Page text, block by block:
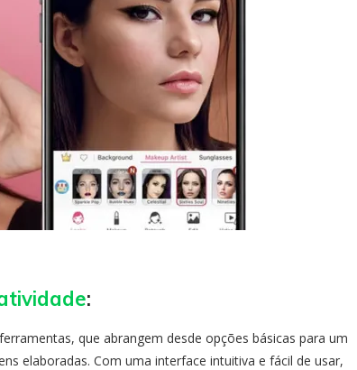
:
que abrangem desde opções básicas para um
elaboradas. Com uma interface intuitiva e fácil de usar,